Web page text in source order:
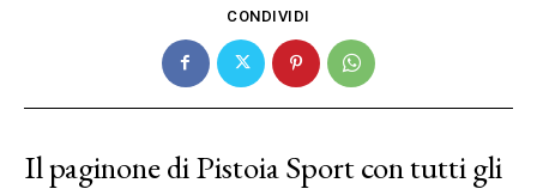
CONDIVIDI
Il paginone di Pistoia Sport con tutti gli